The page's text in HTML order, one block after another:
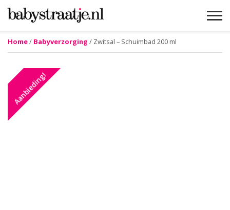
MAMAVLOGS
ZWANGER
BABY
LIFESTYLE
MUSTHAVES
CELEBS
ADVIES
WEBSHOPS
GRATIS
WIN
KORTINGEN
Home/ Babyverzorging / Zwitsal – Schuimbad 200 ml
Aanbieding!